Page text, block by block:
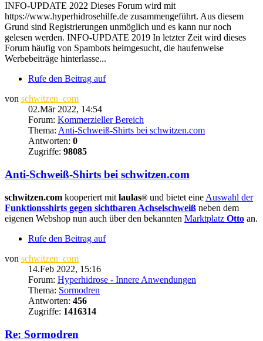
INFO-UPDATE 2022 Dieses Forum wird mit
https://www.hyperhidrosehilfe.de zusammengeführt. Aus diesem
Grund sind Registrierungen unmöglich und es kann nur noch
gelesen werden. INFO-UPDATE 2019 In letzter Zeit wird dieses
Forum häufig von Spambots heimgesucht, die haufenweise
Werbebeiträge hinterlasse...
Rufe den Beitrag auf
von schwitzen_com
02.Mär 2022, 14:54
Forum: Kommerzieller Bereich
Thema: Anti-Schweiß-Shirts bei schwitzen.com
Antworten: 0
Zugriffe: 98085
Anti-Schweiß-Shirts bei schwitzen.com
schwitzen.com kooperiert mit laulas® und bietet eine Auswahl der
Funktionsshirts gegen sichtbaren Achselschweiß neben dem
eigenen Webshop nun auch über den bekannten Marktplatz Otto an.
Rufe den Beitrag auf
von schwitzen_com
14.Feb 2022, 15:16
Forum: Hyperhidrose - Innere Anwendungen
Thema: Sormodren
Antworten: 456
Zugriffe: 1416314
Re: Sormodren